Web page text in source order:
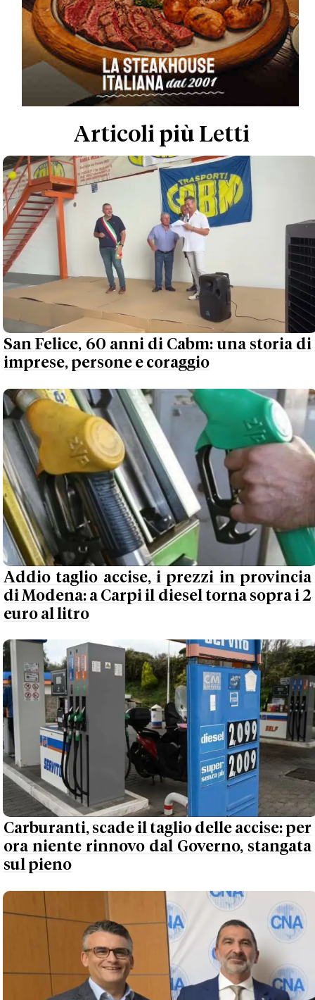
Articoli più Letti
San Felice, 60 anni di Cabm: una storia di
imprese, persone e coraggio
Addio taglio accise, i prezzi in provincia
di Modena: a Carpi il diesel torna sopra i 2
euro al litro
Carburanti, scade il taglio delle accise: per
ora niente rinnovo dal Governo, stangata
sul pieno